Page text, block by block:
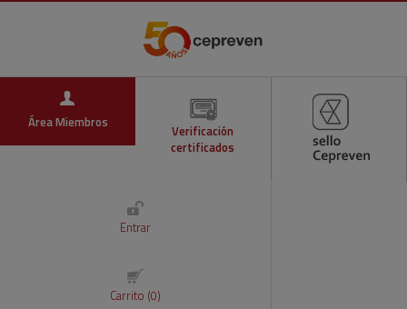
Área Miembros
Verificación
certificados
Entrar
Carrito (0)